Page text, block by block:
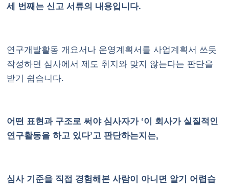
세 번째는 신고 서류의 내용입니다.
연구개발활동 개요서나 운영계획서를 사업계획서 쓰듯
작성하면 심사에서 제도 취지와 맞지 않는다는 판단을
받기 쉽습니다.
어떤 표현과 구조로 써야 심사자가 ‘이 회사가 실질적인
연구활동을 하고 있다’고 판단하는지는,
심사 기준을 직접 경험해본 사람이 아니면 알기 어렵습